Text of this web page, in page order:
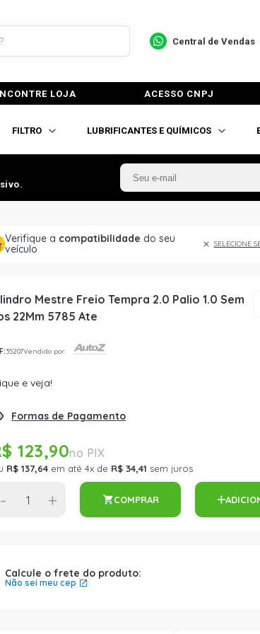
Central de Vendas
LOJA ACESSO CNPJ
FILTRO LUBRIFICANTES E QUÍMICOS
Verifique a compatibilidade do seu
veículo
SELECIONE
Mestre Freio Tempra 2.0 Palio 1.0 Sem
22Mm 5785 Ate
35207Vendido por:
e veja!
Formas de Pagamento
123,90
R$ 137,64 em até 4x de R$ 34,41 sem juros
- + COMPRAR
Calcule o frete do produto:
Não sei meu cep